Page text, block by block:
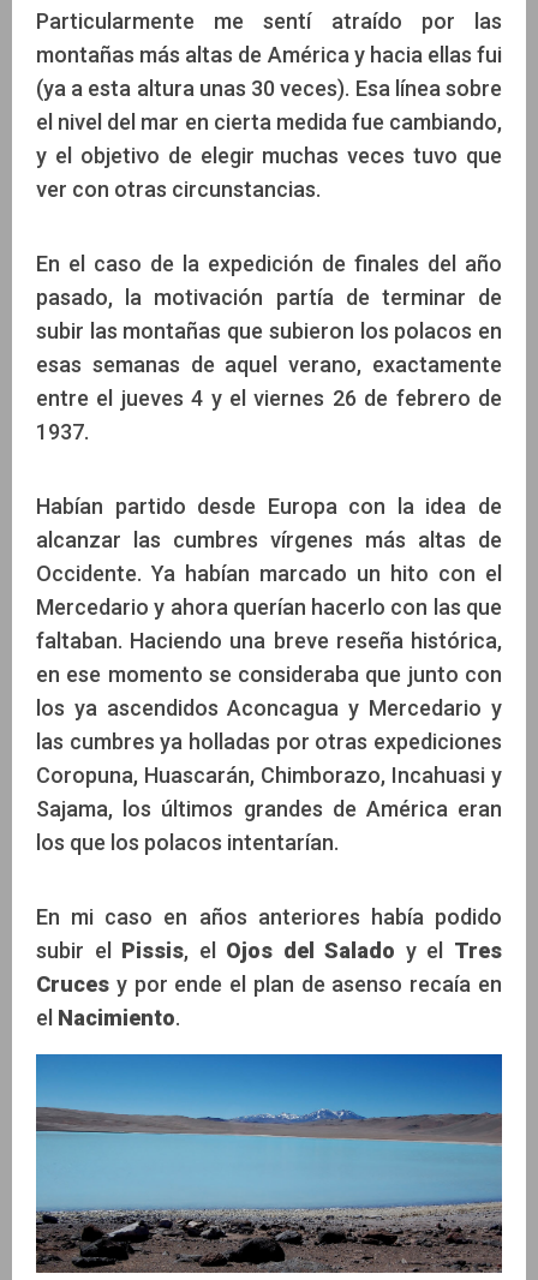
Particularmente me sentí atraído por las
montañas más altas de América y hacia ellas fui
(ya a esta altura unas 30 veces). Esa línea sobre
el nivel del mar en cierta medida fue cambiando,
y el objetivo de elegir muchas veces tuvo que
ver con otras circunstancias.
En el caso de la expedición de finales del año
pasado, la motivación partía de terminar de
subir las montañas que subieron los polacos en
esas semanas de aquel verano, exactamente
entre el jueves 4 y el viernes 26 de febrero de
1937.
Habían partido desde Europa con la idea de
alcanzar las cumbres vírgenes más altas de
Occidente. Ya habían marcado un hito con el
Mercedario y ahora querían hacerlo con las que
faltaban. Haciendo una breve reseña histórica,
en ese momento se consideraba que junto con
los ya ascendidos Aconcagua y Mercedario y
las cumbres ya holladas por otras expediciones
Coropuna, Huascarán, Chimborazo, Incahuasi y
Sajama, los últimos grandes de América eran
los que los polacos intentarían.
En mi caso en años anteriores había podido
subir el Pissis, el Ojos del Salado y el Tres
Cruces y por ende el plan de asenso recaía en
el Nacimiento.